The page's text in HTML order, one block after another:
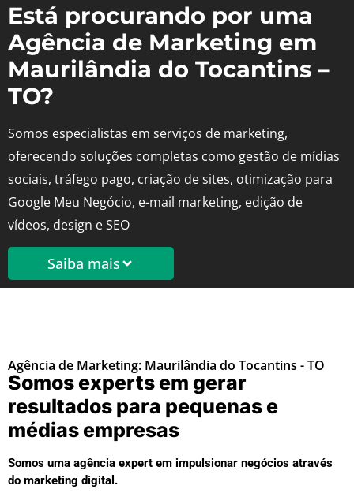
Está procurando por uma
Agência de Marketing em
Maurilândia do Tocantins –
TO?
Somos especialistas em serviços de marketing,
oferecendo soluções completas como gestão de mídias
sociais, tráfego pago, criação de sites, otimização para
Google Meu Negócio, e-mail marketing, edição de
vídeos, design e SEO
Saiba mais
Agência de Marketing: Maurilândia do Tocantins - TO
Somos experts em gerar
resultados para pequenas e
médias empresas
Somos uma agência expert em impulsionar negócios através
do marketing digital.